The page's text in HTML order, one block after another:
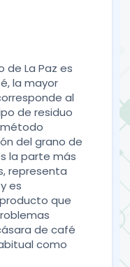
de La Paz es
la mayor
al
de residuo
del grano de
la parte más
representa
es
que
de café
como